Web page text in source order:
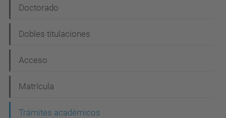
g
a
i
ó
Doctorado
Dobles titulaciones
Acceso
Matrícula
Trámites académicos